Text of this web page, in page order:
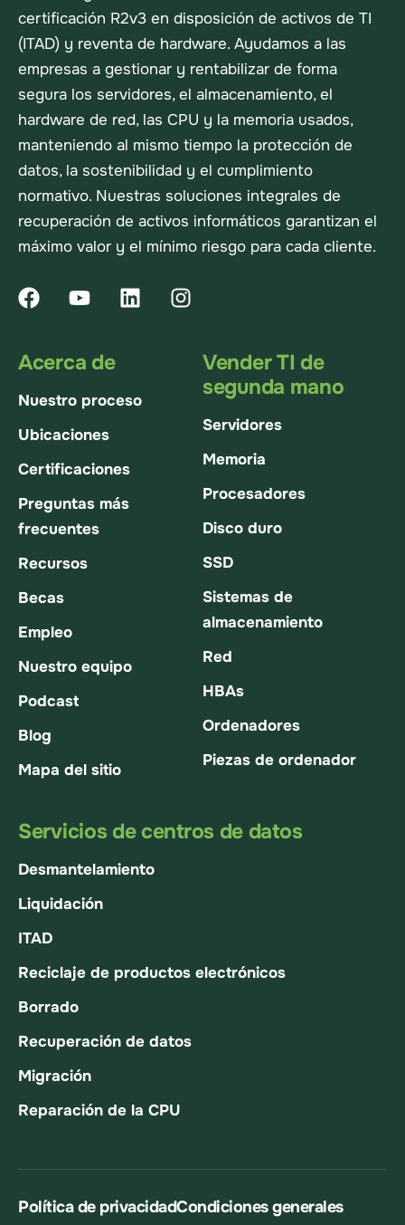
certificación R2v3 en disposición de activos de TI
(ITAD) y reventa de hardware. Ayudamos a las
empresas a gestionar y rentabilizar de forma
segura los servidores, el almacenamiento, el
hardware de red, las CPU y la memoria usados,
manteniendo al mismo tiempo la protección de
datos, la sostenibilidad y el cumplimiento
normativo. Nuestras soluciones integrales de
recuperación de activos informáticos garantizan el
máximo valor y el mínimo riesgo para cada cliente.
Acerca de
Nuestro proceso
Ubicaciones
Certificaciones
Preguntas más
frecuentes
Recursos
Becas
Empleo
Nuestro equipo
Podcast
Blog
Mapa del sitio
Vender TI de
segunda mano
Servidores
Memoria
Procesadores
Disco duro
SSD
Sistemas de
almacenamiento
Red
HBAs
Ordenadores
Piezas de ordenador
Servicios de centros de datos
Desmantelamiento
Liquidación
ITAD
Reciclaje de productos electrónicos
Borrado
Recuperación de datos
Migración
Reparación de la CPU
Política de privacidadCondiciones generales